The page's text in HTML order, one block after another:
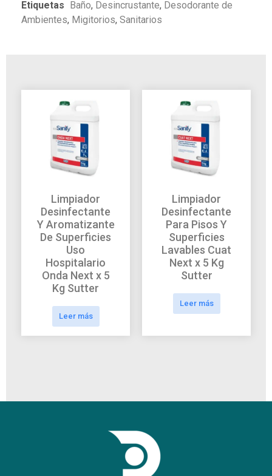
Etiquetas Baño, Desincrustante, Desodorante de
Ambientes, Migitorios, Sanitarios
Limpiador
Desinfectante
Y Aromatizante
De Superficies
Uso
Hospitalario
Onda Next x 5
Kg Sutter
Leer más
Limpiador
Desinfectante
Para Pisos Y
Superficies
Lavables Cuat
Next x 5 Kg
Sutter
Leer más